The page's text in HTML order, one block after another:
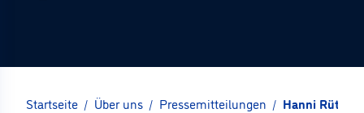
Startseite / Über uns / Pressemitteilungen / Hanni Rützler